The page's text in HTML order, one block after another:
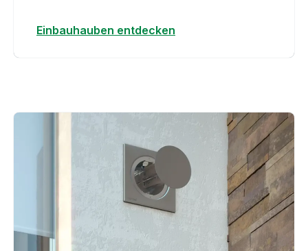
Einbauhauben entdecken